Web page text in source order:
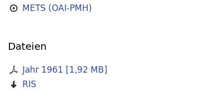
METS (OAI-PMH)
Dateien
Jahr 1961 [1,92 MB]
RIS